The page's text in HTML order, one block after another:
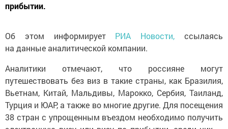
прибытии.
Об этом информирует РИА Новости, ссылаясь
на данные аналитической компании.
Аналитики отмечают, что россияне могут
путешествовать без виз в такие страны, как Бразилия,
Вьетнам, Китай, Мальдивы, Марокко, Сербия, Таиланд,
Турция и ЮАР, а также во многие другие. Для посещения
38 стран с упрощенным въездом необходимо получить